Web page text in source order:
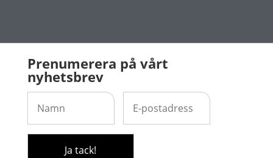
Prenumerera på vårt
nyhetsbrev